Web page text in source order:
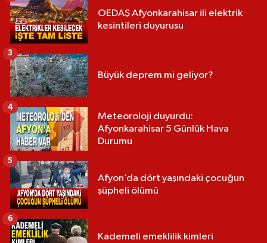
OEDAŞ Afyonkarahisar ili elektrik
kesintileri duyurusu
Büyük deprem mi geliyor?
3
Meteoroloji duyurdu:
Afyonkarahisar 5 Günlük Hava
Durumu
4
Afyon’da dört yaşındaki çocuğun
şüpheli ölümü
5
Kademeli emeklilik kimleri
6